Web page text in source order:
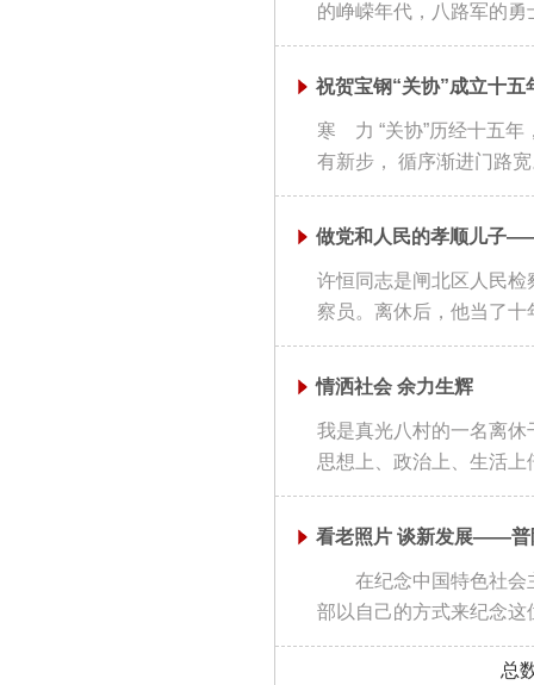
的峥嵘年代，八路军的
祝贺宝钢“关协”成立十五
寒 力 “关协”历经十五年
有新步， 循序渐进门路
做党和人民的孝顺儿子
许恒同志是闸北区人民
察员。离休后，他当了
情洒社会 余力生辉
我是真光八村的一名离休
思想上、政治上、生活
看老照片 谈新发展——普
在纪念中国特色社会主
部以自己的方式来纪念
总